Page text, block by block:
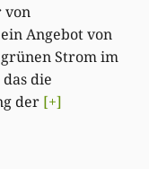
von
Angebot von
Strom im
die
der [+]